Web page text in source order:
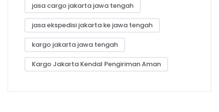
jasa cargo jakarta jawa tengah
jasa ekspedisi jakarta ke jawa tengah
kargo jakarta jawa tengah
Kargo Jakarta Kendal Pengiriman Aman